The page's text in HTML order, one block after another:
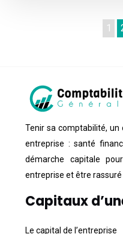
1
Tenir sa comptabilité, un
entreprise : santé
démarche capitale
entreprise et être rassuré
Capitaux
Le capital de l’entreprise